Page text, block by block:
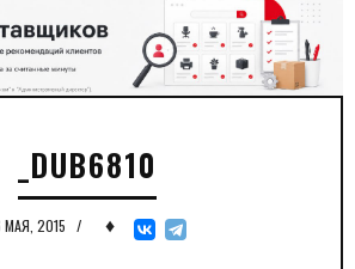
_DUB6810
МАЯ, 2015 / ♦